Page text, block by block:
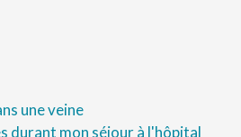
une veine
durant mon séjour à l'hôpital